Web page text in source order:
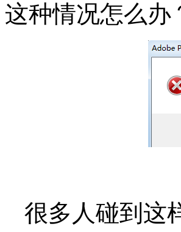
这种情况怎么办
很多人碰到这